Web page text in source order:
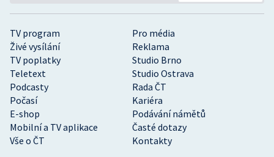
TV program
Pro média
Živé vysílání
Reklama
TV poplatky
Studio Brno
Teletext
Studio Ostrava
Podcasty
Rada ČT
Počasí
Kariéra
E-shop
Podávání námětů
Mobilní a TV aplikace
Časté dotazy
Vše o ČT
Kontakty